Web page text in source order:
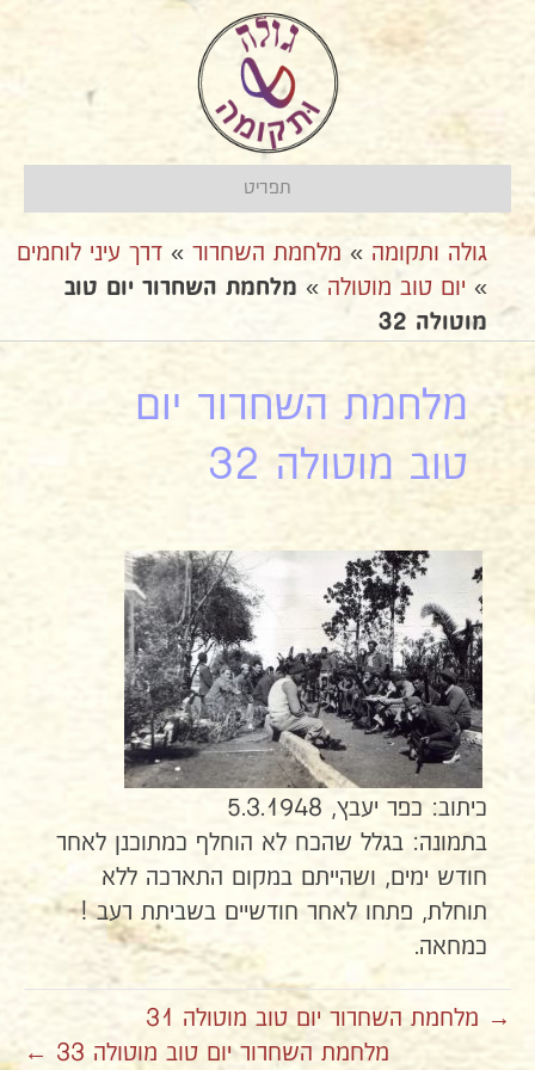
תפריט
גולה ותקומה » מלחמת השחרור » דרך עיני לוחמים
» יום טוב מוטולה » מלחמת השחרור יום טוב
מוטולה 32
מלחמת השחרור יום
טוב מוטולה 32
כיתוב: כפר יעבץ, 5.3.1948
בתמונה: בגלל שהכח לא הוחלף כמתוכנן לאחר
חודש ימים, ושהייתם במקום התארכה ללא
תוחלת, פתחו לאחר חודשיים בשביתת רעב !
כמחאה.
→ מלחמת השחרור יום טוב מוטולה 31
מלחמת השחרור יום טוב מוטולה 33 ←